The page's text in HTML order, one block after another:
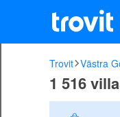
Trovit Västra
1 516